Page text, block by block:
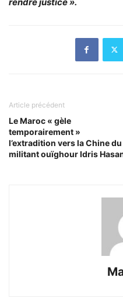
Article précédent
Le Maroc « gèle
temporairement »
l’extradition vers la Chine du
militant ouïghour Idris